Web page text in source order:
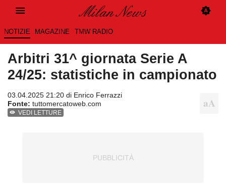
NOTIZIE MAGAZINE TMW RADIO
Arbitri 31^ giornata Serie A
24/25: statistiche in campionato
03.04.2025 21:20 di Enrico Ferrazzi
Fonte: tuttomercatoweb.com
VEDI LETTURE